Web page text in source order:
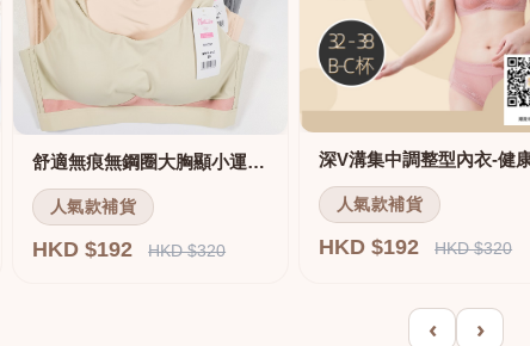
舒適無痕無鋼圈大胸顯小運動內衣
人氣款補貨
HKD $192 HKD $320
人氣款補貨
HKD $192 HKD $320
‹ ›